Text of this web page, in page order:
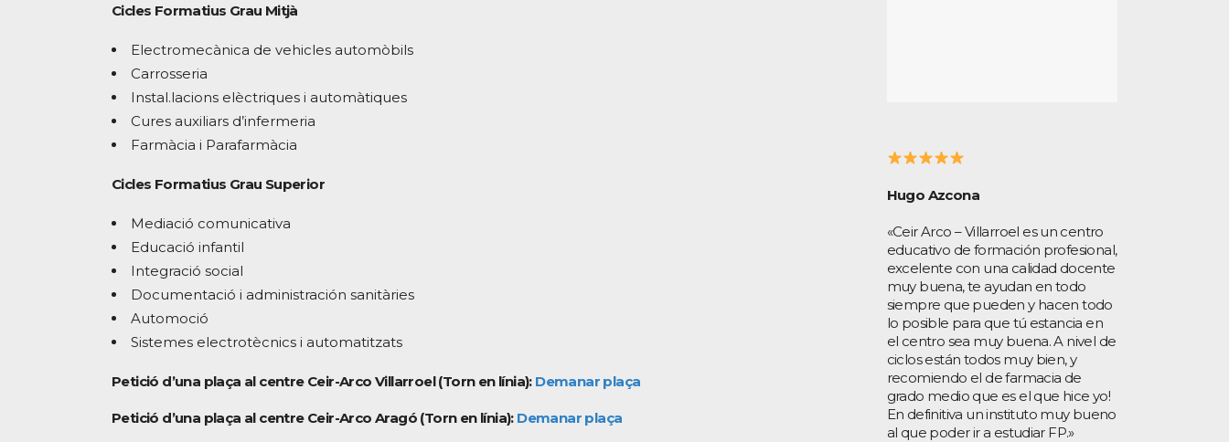
Cicles Formatius Grau Mitjà
Electromecànica de vehicles automòbils
Carrosseria
Instal.lacions elèctriques i automàtiques
Cures auxiliars d’infermeria
Farmàcia i Parafarmàcia
Cicles Formatius Grau Superior
Mediació comunicativa
Educació infantil
Integració social
Documentació i administración sanitàries
Automoció
Sistemes electrotècnics i automatitzats
Petició d’una plaça al centre Ceir-Arco Villarroel (Torn en línia): Demanar plaça
Petició d’una plaça al centre Ceir-Arco Aragó (Torn en línia): Demanar plaça
Hugo Azcona
«Ceir Arco – Villarroel es un centro
educativo de formación profesional,
excelente con una calidad docente
muy buena, te ayudan en todo
siempre que pueden y hacen todo
lo posible para que tú estancia en
el centro sea muy buena. A nivel de
ciclos están todos muy bien, y
recomiendo el de farmacia de
grado medio que es el que hice yo!
En definitiva un instituto muy bueno
al que poder ir a estudiar FP.»